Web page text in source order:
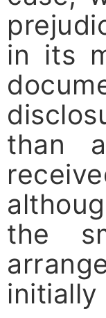
in its
than
the
initially